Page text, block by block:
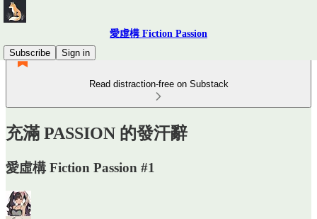
愛虛構 Fiction Passion
Subscribe
Sign in
Read distraction-free on Substack
充滿 PASSION 的發汗辭
愛虛構 Fiction Passion #1